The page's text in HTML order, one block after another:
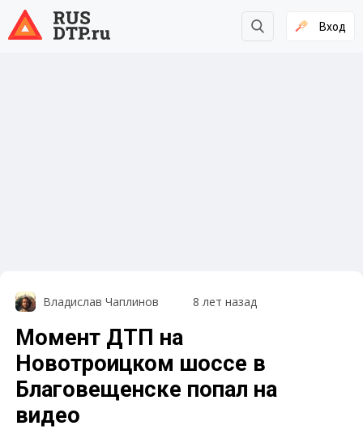
Вход
Владислав Чаплинов 8 лет назад
Момент ДТП на
Новотроицком шоссе в
Благовещенске попал на
видео